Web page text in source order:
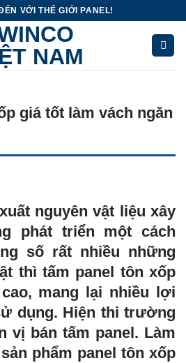
VỚI THẾ GIỚI PANEL!
giá tốt làm vách ngăn
nguyên vật liệu xây
phát triển một cách
số rất nhiều những
thì tấm panel tôn xốp
mang lại nhiều lợi
dụng. Hiện thi trường
vị bán tấm panel. Làm
phẩm panel tôn xốp